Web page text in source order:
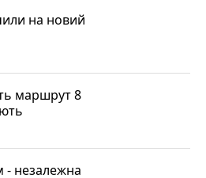
на новий
маршрут 8
- незалежна